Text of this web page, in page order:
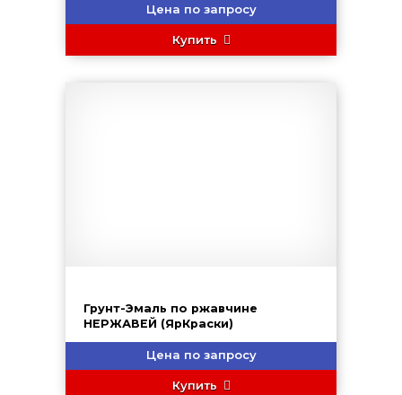
Цена по запросу
Купить
Грунт-Эмаль по ржавчине
НЕРЖАВЕЙ (ЯрКраски)
Цена по запросу
Купить